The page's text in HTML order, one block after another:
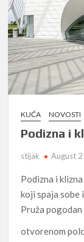
KUĆA NOVOSTI
Podizna i
stijak August
Podizna i
koji spaja sobe
Pruža pogodan
otvorenom